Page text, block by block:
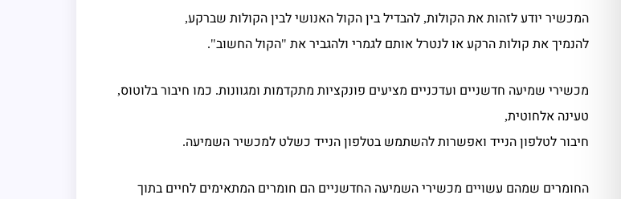
המכשיר יודע לזהות את הקולות, להבדיל בין הקול האנושי לבין הקולות שברקע,
להנמיך את קולות הרקע או לנטרל אותם לגמרי ולהגביר את "הקול החשוב".
מכשירי שמיעה חדשניים ועדכניים מציעים פונקציות מתקדמות ומגוונות. כמו חיבור בלוטוס,
טעינה אלחוטית,
חיבור לטלפון הנייד ואפשרות להשתמש בטלפון הנייד כשלט למכשיר השמיעה.
החומרים שמהם עשויים מכשירי השמיעה החדשניים הם חומרים המתאימים לחיים בתוך